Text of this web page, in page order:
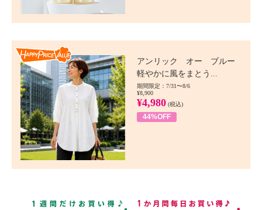
アンリック オー ブルー
軽やかに風をまとう...
期間限定：7/31〜8/6
¥8,900
¥4,980 (税込)
44%OFF